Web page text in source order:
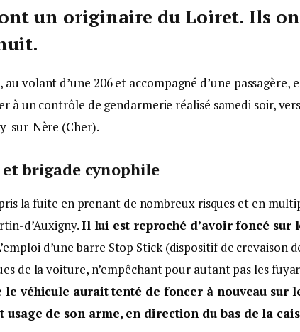
un originaire du Loiret. Ils
volant d’une 206 et accompagné d’une passagère,
à un contrôle de gendarmerie réalisé samedi soir,
sur-Nère (Cher).
brigade cynophile
la fuite en prenant de nombreux risques et en
d’Auxigny.Il lui est reproché d’avoir foncé sur
d’une barre Stop Stick (dispositif de crevaison
de la voiture, n’empêchant pour autant pas les
le véhicule aurait tenté de foncer à nouveau sur
usage de son arme, en direction du bas de la